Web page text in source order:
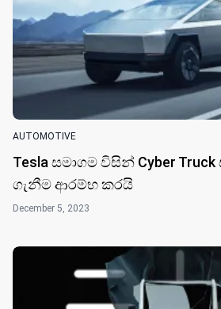
AUTOMOTIVE
Tesla සමාගම විසි​න් Cyber
ගැනීම ආරම්භ කර​යි
December 5, 2023